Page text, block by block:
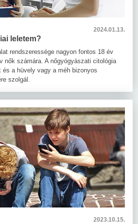
2024.01.13.
leletem?
rendszeressége nagyon fontos 18 év
nők számára. A nőgyógyászati citológia
és a hüvely vagy a méh bizonyos
szolgál.
2023.10.15.